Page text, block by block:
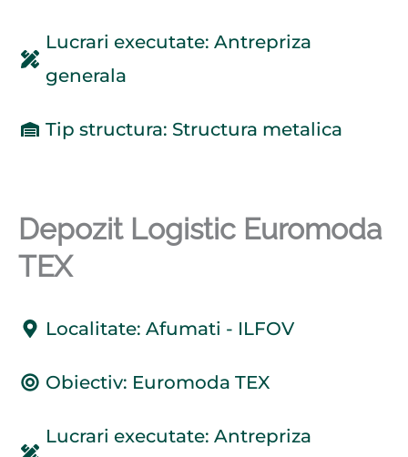
Lucrari executate: Antrepriza
generala
Tip structura: Structura metalica
Depozit Logistic Euromoda
TEX
Localitate: Afumati - ILFOV
Obiectiv: Euromoda TEX
Lucrari executate: Antrepriza